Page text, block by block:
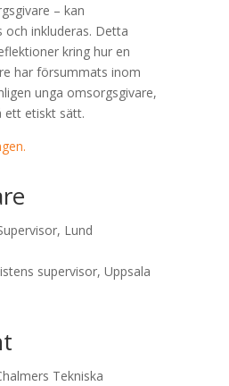
– kan
och inkluderas. Detta
kring hur en
har försummats inom
unga omsorgsgivare,
ett etiskt sätt.
Lund
supervisor, Uppsala
Tekniska